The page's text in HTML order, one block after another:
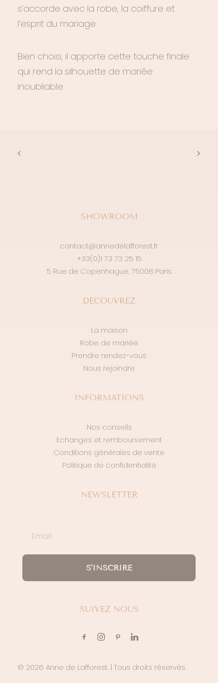
s’accorde avec la robe, la coiffure et
l’esprit du mariage.
Bien choisi, il apporte cette touche finale
qui rend la silhouette de mariée
inoubliable.
SHOWROOM
contact@annedelafforest.fr
+33(0)1 73 73 25 15
5 Rue de Copenhague, 75008 Paris
DÉCOUVREZ
La maison
Robe de mariée
Prendre rendez-vous
Nous rejoindre
INFORMATIONS
Nos conseils
Echanges et remboursement
Conditions générales de vente
Politique de confidentialité
NEWSLETTER
S'INSCRIRE
SUIVEZ NOUS
© 2026 Anne de Lafforest. | Tous droits réservés.